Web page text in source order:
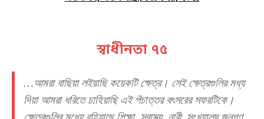
স্বাধীনতা ৭৫
…আমরা বাছিয়া লইয়াছি কয়েকটি ক্ষেত্র। সেই ক্ষেত্রগুলির মধ্য
দিয়া আমরা ধরিতে চাহিয়াছি এই পঁচাত্তর বৎসরের সফরটিকে।